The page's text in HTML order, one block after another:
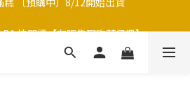
快閃櫃【有販售現吃草仔粿】
月海｜多款草仔粿Ｘ包種茶